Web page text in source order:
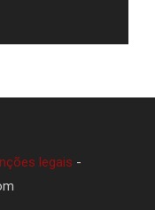
legais -